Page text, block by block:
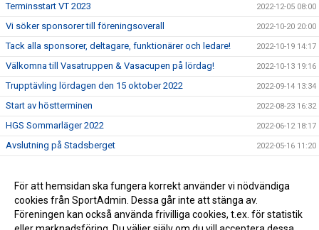
Terminsstart VT 2023 2022-12-05 08:00
Vi söker sponsorer till föreningsoverall 2022-10-20 20:00
Tack alla sponsorer, deltagare, funktionärer och ledare! 2022-10-19 14:17
Välkomna till Vasatruppen & Vasacupen på lördag! 2022-10-13 19:16
Trupptävling lördagen den 15 oktober 2022 2022-09-14 13:34
Start av höstterminen 2022-08-23 16:32
HGS Sommarläger 2022 2022-06-12 18:17
Avslutning på Stadsberget 2022-05-16 11:20
Bokning av plats inför vårterminen 2021-09-15 16:26
Höstterminen startar vecka 37 2021-09-15 16:21
För att hemsidan ska fungera korrekt använder vi nödvändiga
cookies från SportAdmin. Dessa går inte att stänga av.
Föreningen kan också använda frivilliga cookies, t.ex. för statistik